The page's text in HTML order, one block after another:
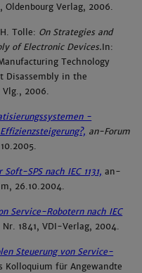
Oldenbourg Verlag, 2006.
Tolle: On Strategies and
of Electronic Devices.In:
Technology
Disassembly in the
Vlg., 2006.
-
an-Forum
SPS nach IEC 1131, an-
26.10.2004.
Service-Robotern nach IEC
1841, VDI-Verlag, 2004.
Steuerung von Service-
Kolloquium für Angewandte